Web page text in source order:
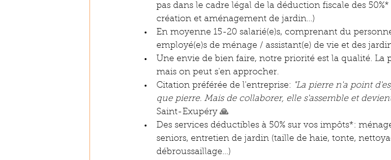
pas dans le cadre légal de la déduction fiscale des
création et aménagement de jardin...)
En moyenne 15-20 salarié(e)s, comprenant du
employé(e)s de ménage / assistant(e) de vie et des
Une envie de bien faire, notre priorité est la qualité. La
mais on peut s'en approcher.
Citation préférée de l'entreprise: "La pierre n'a point
que pierre. Mais de collaborer, elle s'assemble et
Saint-Exupéry 🙏
Des services déductibles à 50% sur vos impôts*:
seniors, entretien de jardin (taille de haie, tonte,
débroussaillage...)